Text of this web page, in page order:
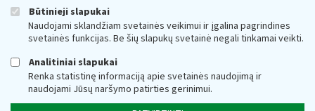
Būtinieji slapukai
Naudojami sklandžiam svetainės veikimui ir įgalina pagrindines
svetainės funkcijas. Be šių slapukų svetainė negali tinkamai veikti.
Analitiniai slapukai
Renka statistinę informaciją apie svetainės naudojimą ir
naudojami Jūsų naršymo patirties gerinimui.